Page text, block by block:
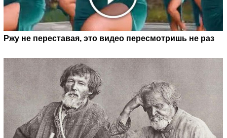
Ржу не переставая, это видео пересмотришь не раз